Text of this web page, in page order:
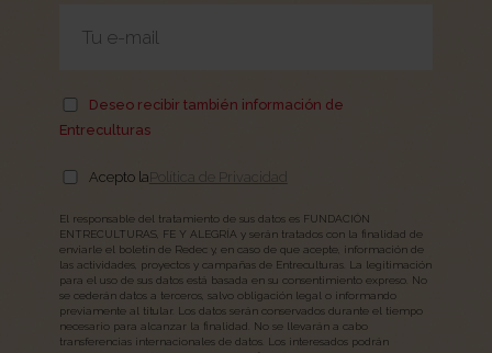
Deseo recibir también información de
Entreculturas
Acepto laPolítica de Privacidad
El responsable del tratamiento de sus datos es FUNDACIÓN
ENTRECULTURAS, FE Y ALEGRÍA y serán tratados con la finalidad de
enviarle el boletín de Redec y, en caso de que acepte, información de
las actividades, proyectos y campañas de Entreculturas. La legitimación
para el uso de sus datos está basada en su consentimiento expreso. No
se cederán datos a terceros, salvo obligación legal o informando
previamente al titular. Los datos serán conservados durante el tiempo
necesario para alcanzar la finalidad. No se llevarán a cabo
transferencias internacionales de datos. Los interesados podrán